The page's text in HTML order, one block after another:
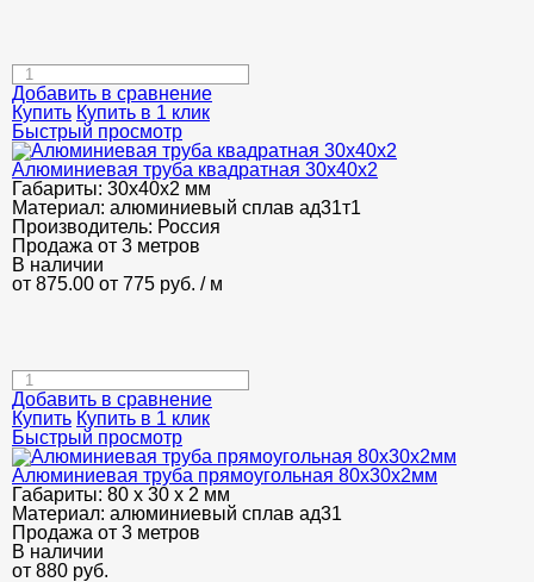
Добавить в сравнение
Купить Купить в 1 клик
Быстрый просмотр
Алюминиевая труба квадратная 30х40х2
Габариты: 30х40х2 мм
Материал: алюминиевый сплав ад31т1
Производитель: Россия
Продажа от 3 метров
В наличии
от 875.00 от 775 руб. / м
Добавить в сравнение
Купить Купить в 1 клик
Быстрый просмотр
Алюминиевая труба прямоугольная 80х30х2мм
Габариты: 80 х 30 х 2 мм
Материал: алюминиевый сплав ад31
Продажа от 3 метров
В наличии
от 880 руб.